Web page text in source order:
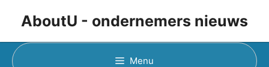
inhoud
AboutU - ondernemers nieuws
Menu